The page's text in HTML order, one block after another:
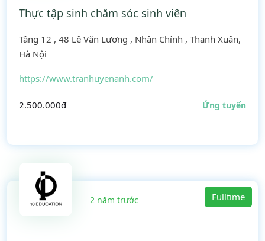
Thực tập sinh chăm sóc sinh viên
Tầng 12 , 48 Lê Văn Lương , Nhân Chính , Thanh Xuân,
Hà Nội
https://www.tranhuyenanh.com/
2.500.000đ Ứng tuyển
2 năm trước Fulltime